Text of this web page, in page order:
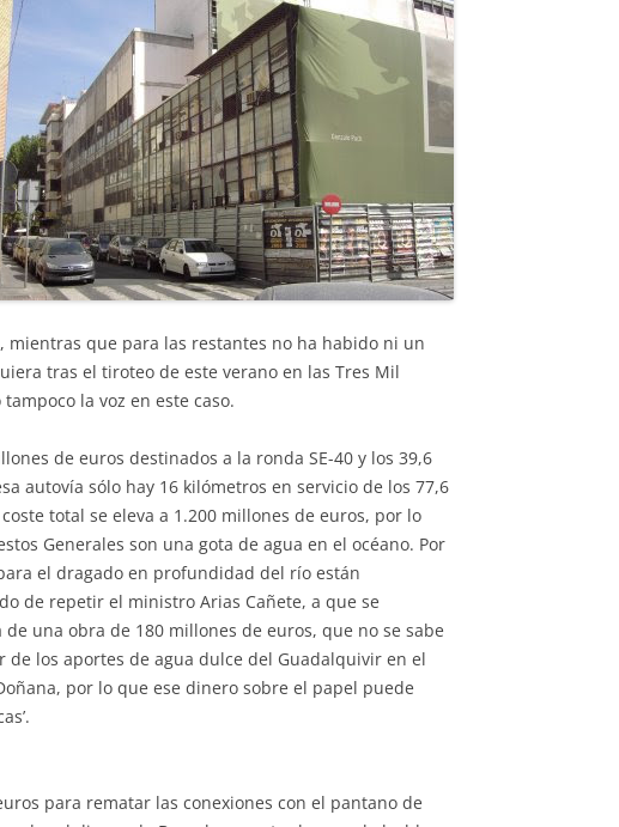
mientras que para las restantes no ha habido ni un
tras el tiroteo de este verano en las Tres Mil
la voz en este caso.
de euros destinados a la ronda SE-40 y los 39,6
autovía sólo hay 16 kilómetros en servicio de los 77,6
total se eleva a 1.200 millones de euros, por lo
Generales son una gota de agua en el océano. Por
el dragado en profundidad del río están
de repetir el ministro Arias Cañete, a que se
una obra de 180 millones de euros, que no se sabe
los aportes de agua dulce del Guadalquivir en el
por lo que ese dinero sobre el papel puede
para rematar las conexiones con el pantano de